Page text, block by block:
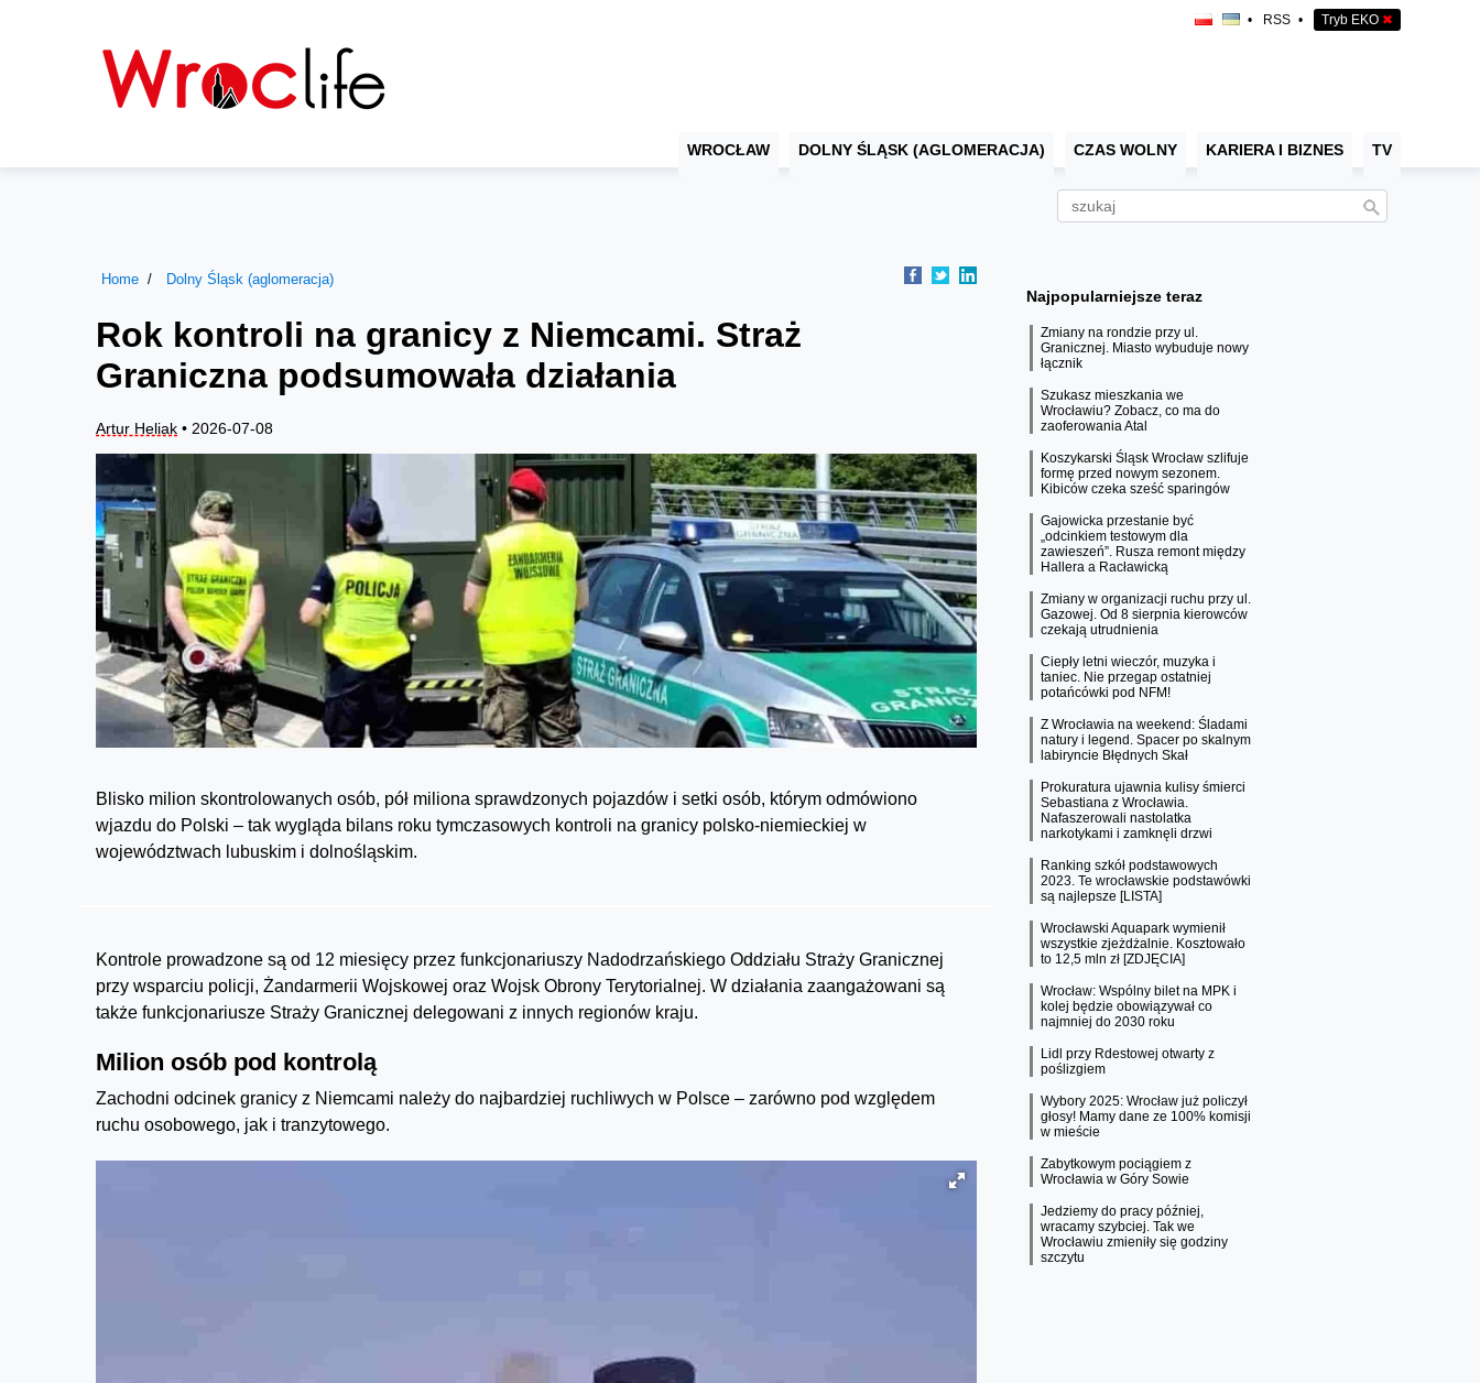
• RSS • Tryb EKO ✖
WROCŁAW DOLNY ŚLĄSK (AGLOMERACJA) CZAS WOLNY KARIERA I BIZNES TV
Home Dolny Śląsk (aglomeracja)
Rok kontroli na granicy z Niemcami. Straż
Graniczna podsumowała działania
Artur Heliak • 2026-07-08
Blisko milion skontrolowanych osób, pół miliona sprawdzonych pojazdów i setki osób, którym odmówiono
wjazdu do Polski – tak wygląda bilans roku tymczasowych kontroli na granicy polsko-niemieckiej w
województwach lubuskim i dolnośląskim.
Kontrole prowadzone są od 12 miesięcy przez funkcjonariuszy Nadodrzańskiego Oddziału Straży Granicznej
przy wsparciu policji, Żandarmerii Wojskowej oraz Wojsk Obrony Terytorialnej. W działania zaangażowani są
także funkcjonariusze Straży Granicznej delegowani z innych regionów kraju.
Milion osób pod kontrolą
Zachodni odcinek granicy z Niemcami należy do najbardziej ruchliwych w Polsce – zarówno pod względem
ruchu osobowego, jak i tranzytowego.
Najpopularniejsze teraz
Zmiany na rondzie przy ul.
Granicznej. Miasto wybuduje nowy
łącznik
Szukasz mieszkania we
Wrocławiu? Zobacz, co ma do
zaoferowania Atal
Koszykarski Śląsk Wrocław szlifuje
formę przed nowym sezonem.
Kibiców czeka sześć sparingów
Gajowicka przestanie być
„odcinkiem testowym dla
zawieszeń”. Rusza remont między
Hallera a Racławicką
Zmiany w organizacji ruchu przy ul.
Gazowej. Od 8 sierpnia kierowców
czekają utrudnienia
Ciepły letni wieczór, muzyka i
taniec. Nie przegap ostatniej
potańcówki pod NFM!
Z Wrocławia na weekend: Śladami
natury i legend. Spacer po skalnym
labiryncie Błędnych Skał
Prokuratura ujawnia kulisy śmierci
Sebastiana z Wrocławia.
Nafaszerowali nastolatka
narkotykami i zamknęli drzwi
Ranking szkół podstawowych
2023. Te wrocławskie podstawówki
są najlepsze [LISTA]
Wrocławski Aquapark wymienił
wszystkie zjeżdżalnie. Kosztowało
to 12,5 mln zł [ZDJĘCIA]
Wrocław: Wspólny bilet na MPK i
kolej będzie obowiązywał co
najmniej do 2030 roku
Lidl przy Rdestowej otwarty z
poślizgiem
Wybory 2025: Wrocław już policzył
głosy! Mamy dane ze 100% komisji
w mieście
Zabytkowym pociągiem z
Wrocławia w Góry Sowie
Jedziemy do pracy później,
wracamy szybciej. Tak we
Wrocławiu zmieniły się godziny
szczytu